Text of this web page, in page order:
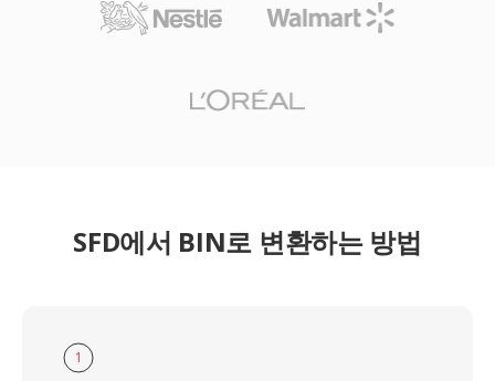
SFD에서 BIN로 변환하는 방법
1